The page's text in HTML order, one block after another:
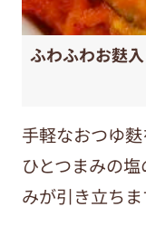
ふわふわお麩
手軽なおつゆ
ひとつまみの
みが引き立ちま